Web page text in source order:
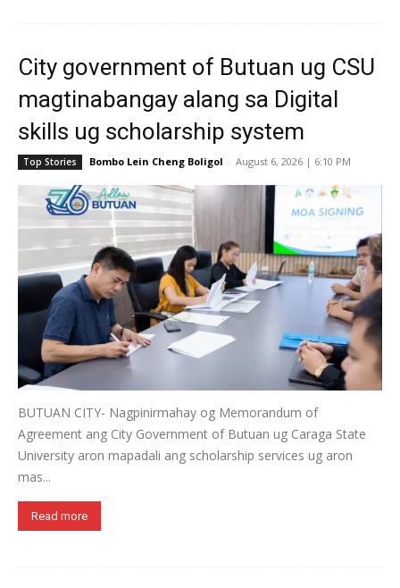
City government of Butuan ug CSU
magtinabangay alang sa Digital
skills ug scholarship system
Top Stories Bombo Lein Cheng Boligol - August 6, 2026 | 6:10 PM
BUTUAN CITY- Nagpinirmahay og Memorandum of
Agreement ang City Government of Butuan ug Caraga State
University aron mapadali ang scholarship services ug aron
mas...
Read more